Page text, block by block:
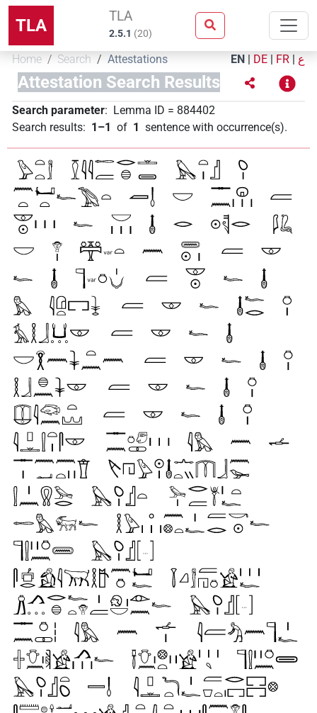
TLA TLA
2.5.1 (20)
Home Search Attestations EN | DE | FR | ع
Attestation Search Results
Search parameter: Lemma ID = 884402
Search results: 1–1 of 1 sentence with occurrence(s).